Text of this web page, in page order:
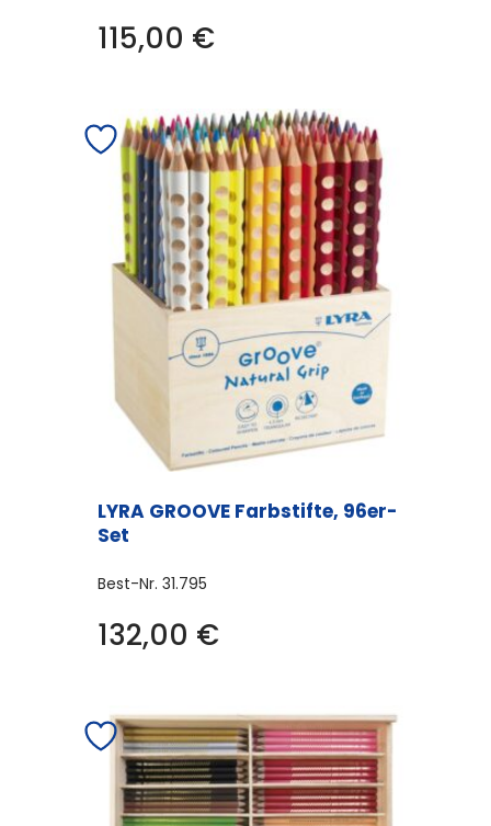
115,00 €
LYRA GROOVE Farbstifte, 96er-
Set
Best-Nr. 31.795
132,00 €